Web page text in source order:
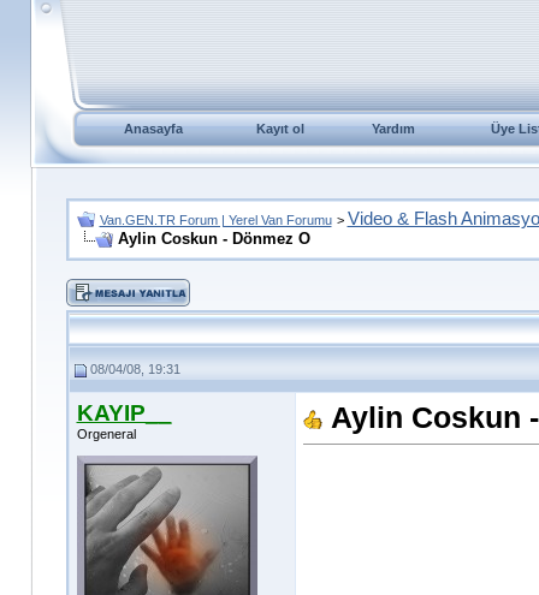
Anasayfa Kayıt ol Yardım Üye
Van.GEN.TR Forum | Yerel Van Forumu > Video & Flash
Aylin Coskun - Dönmez O
08/04/08, 19:31
KAYIP__
Orgeneral Aylin Coskun